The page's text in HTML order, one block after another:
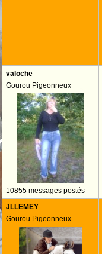
valoche
Gourou Pigeonneux
10855 messages postés
JLLEMEY
Gourou Pigeonneux